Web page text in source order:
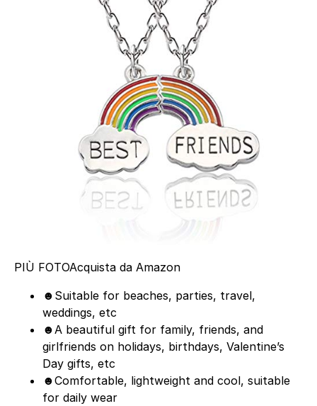
PIÙ FOTOAcquista da Amazon
☻Suitable for beaches, parties, travel,
weddings, etc
☻A beautiful gift for family, friends, and
girlfriends on holidays, birthdays, Valentine’s
Day gifts, etc
☻Comfortable, lightweight and cool, suitable
for daily wear